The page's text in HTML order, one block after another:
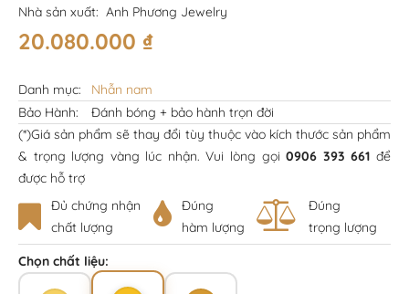
Nhà sản xuất: Anh Phương Jewelry
20.080.000 ₫
Danh mục:
Nhẫn nam
Bảo Hành:
Đánh bóng + bảo hành trọn đời
(*)Giá sản phẩm sẽ thay đổi tùy thuộc vào kích thước sản phẩm
& trọng lượng vàng lúc nhận. Vui lòng gọi0906 393 661 để
được hỗ trợ
Đủ chứng nhận
chất lượng
Đúng
hàm lượng
Đúng
trọng lượng
Chọn chất liệu: